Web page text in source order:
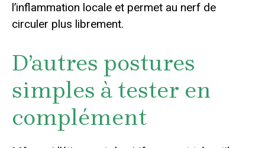
l’inflammation locale et permet au nerf de
circuler plus librement.
D’autres postures
simples à tester en
complément